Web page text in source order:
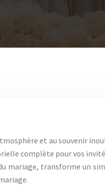
et au souvenir
complète pour vos
mariage, transforme un